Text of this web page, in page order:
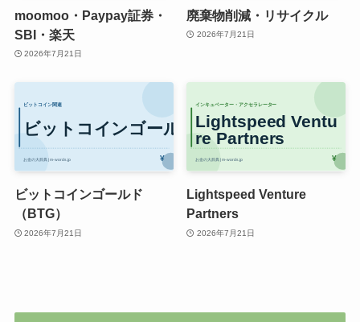
moomoo・Paypay証券・
SBI・楽天
2026年7月21日
廃棄物削減・リサイクル
2026年7月21日
ビットコインゴールド
（BTG）
2026年7月21日
Lightspeed Venture
Partners
2026年7月21日